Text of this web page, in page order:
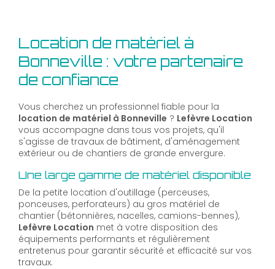
Location de matériel à
Bonneville : votre partenaire
de confiance
Vous cherchez un professionnel fiable pour la
location de matériel à Bonneville ? Lefèvre Location
vous accompagne dans tous vos projets, qu'il
s'agisse de travaux de bâtiment, d'aménagement
extérieur ou de chantiers de grande envergure.
Une large gamme de matériel disponible
De la petite location d'outillage (perceuses,
ponceuses, perforateurs) au gros matériel de
chantier (bétonnières, nacelles, camions-bennes),
Lefèvre Location met à votre disposition des
équipements performants et régulièrement
entretenus pour garantir sécurité et efficacité sur vos
travaux.